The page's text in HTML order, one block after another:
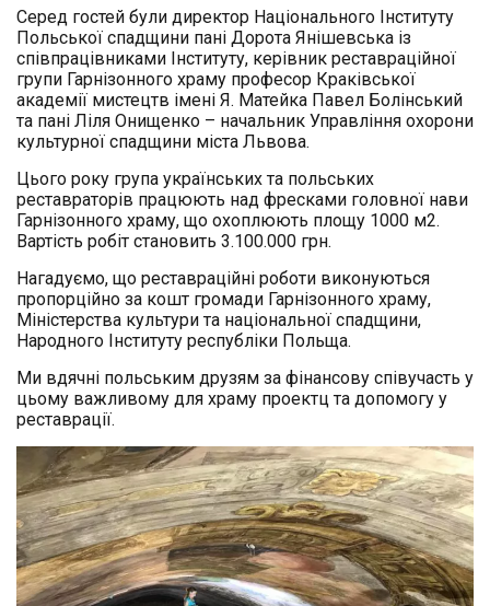
Серед гостей були директор Національного Інституту
Польської спадщини пані Дорота Янішевська із
співпрацівниками Інституту, керівник реставраційної
групи Гарнізонного храму професор Краківської
академії мистецтв імені Я. Матейка Павел Болінський
та пані Ліля Онищенко – начальник Управління охорони
культурної спадщини міста Львова.
Цього року група українських та польських
реставраторів працюють над фресками головної нави
Гарнізонного храму, що охоплюють площу 1000 м2.
Вартість робіт становить 3.100.000 грн.
Нагадуємо, що реставраційні роботи виконуються
пропорційно за кошт громади Гарнізонного храму,
Міністерства культури та національної спадщини,
Народного Інституту республіки Польща.
Ми вдячні польським друзям за фінансову співучасть у
цьому важливому для храму проектц та допомогу у
реставрації.